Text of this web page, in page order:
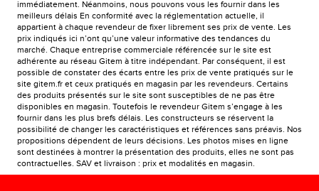
immédiatement. Néanmoins, nous pouvons vous les fournir dans les
meilleurs délais En conformité avec la réglementation actuelle, il
appartient à chaque revendeur de fixer librement ses prix de vente. Les
prix indiqués ici n’ont qu’une valeur informative des tendances du
marché. Chaque entreprise commerciale référencée sur le site est
adhérente au réseau Gitem à titre indépendant. Par conséquent, il est
possible de constater des écarts entre les prix de vente pratiqués sur le
site gitem.fr et ceux pratiqués en magasin par les revendeurs. Certains
des produits présentés sur le site sont susceptibles de ne pas être
disponibles en magasin. Toutefois le revendeur Gitem s’engage à les
fournir dans les plus brefs délais. Les constructeurs se réservent la
possibilité de changer les caractéristiques et références sans préavis. Nos
propositions dépendent de leurs décisions. Les photos mises en ligne
sont destinées à montrer la présentation des produits, elles ne sont pas
contractuelles. SAV et livraison : prix et modalités en magasin.